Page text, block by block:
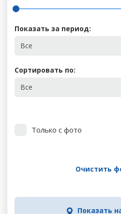
Показать за период:
Все
Сортировать по:
Все
Только с фото
Очистить
Показать